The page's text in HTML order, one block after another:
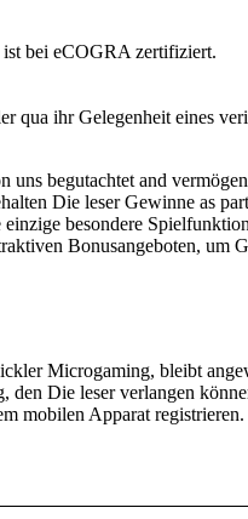
bei eCOGRA zertifiziert.
qua ihr Gelegenheit eines
uns begutachtet and
Die leser Gewinne as
besondere
Bonusangeboten, um
Microgaming, bleibt
den Die leser verlangen
mobilen Apparat registrieren.